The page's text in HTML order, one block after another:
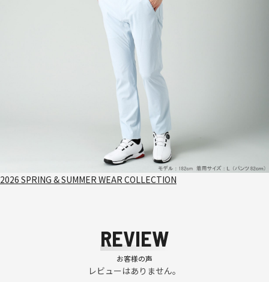
2026 SPRING & SUMMER WEAR COLLECTION
REVIEW
お客様の声
レビューはありません。